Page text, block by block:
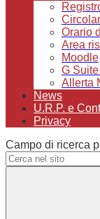
Orario
Area
Moodle
G
Allerta
News
U.R.P. e
Privacy
Campo di ricerca